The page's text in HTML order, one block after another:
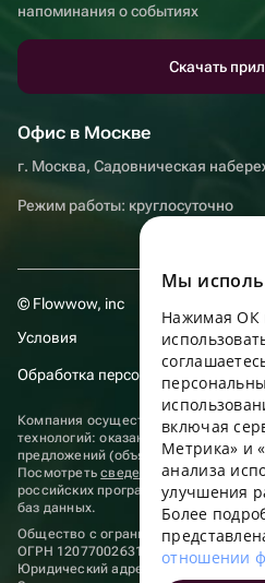
напоминания о событиях
Скачать
Офис в Москве
г. Москва, Садовническая
Режим работы: круглосуточно
© Flowwow, inc
Условия
Обработка персональных данных
Компания осуществляет
технологий: оказание услуг в сети
предложений (объявлений)
Посмотретьсведения о программах,
российских программ для
баз данных.
Общество с ограниченной
ОГРН 1207700263198, ИНН
Юридический адрес: г. Москва,
Мы
Нажимая ОК
включая
Метрика» и
анализа
улучшения
Более
отношении